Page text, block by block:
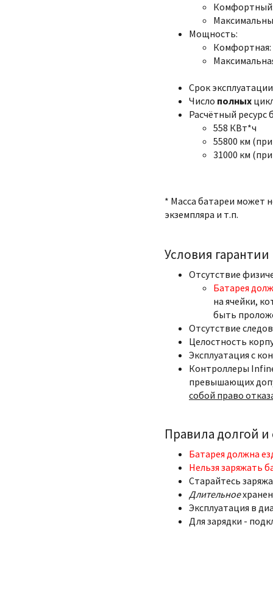
Комфортный:
Мощность:
Комфортная:
Срок
Число полных
Расчётный ресурс
558 КВт*ч
55800 км
31000 км
* Масса батареи может
экземпляра и т.п.
Условия гарантии
Отсутствие
Батарея
на ячейки,
быть
Отсутствие
Целостность
Эксплуатация с
Контроллеры
превышающих
собой право
Правила долгой
Батарея должна
Нельзя заряжать
Старайтесь
Длительное
Эксплуатация в
Для зарядки -